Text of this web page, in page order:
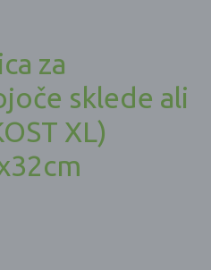
za
sklede ali
XL)